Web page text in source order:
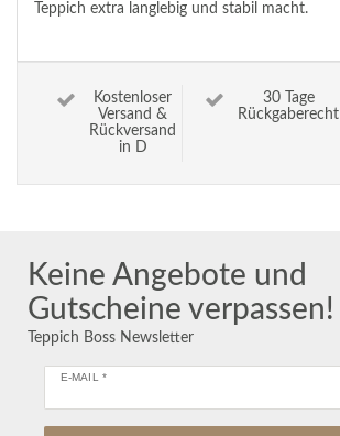
Teppich extra langlebig und stabil macht.
Kostenloser
Versand &
Rückversand
in D
30 Tage
Rückgaberecht
Keine Angebote und
Gutscheine verpassen!
Teppich Boss Newsletter
E-MAIL *